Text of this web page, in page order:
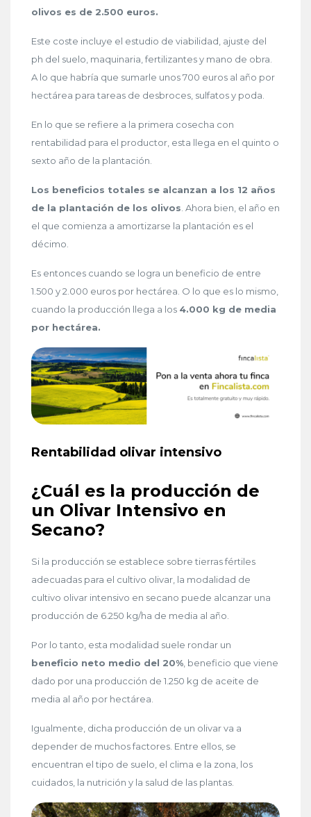
olivos es de 2.500 euros.
Este coste incluye el estudio de viabilidad, ajuste del
ph del suelo, maquinaria, fertilizantes y mano de obra.
A lo que habría que sumarle unos 700 euros al año por
hectárea para tareas de desbroces, sulfatos y poda.
En lo que se refiere a la primera cosecha con
rentabilidad para el productor, esta llega en el quinto o
sexto año de la plantación.
Los beneficios totales se alcanzan a los 12 años
de la plantación de los olivos . Ahora bien, el año en
el que comienza a amortizarse la plantación es el
décimo.
Es entonces cuando se logra un beneficio de entre
1.500 y 2.000 euros por hectárea. O lo que es lo mismo,
cuando la producción llega a los 4.000 kg de media
por hectárea.
Rentabilidad olivar intensivo
¿Cuál es la producción de
un Olivar Intensivo en
Secano?
Si la producción se establece sobre tierras fértiles
adecuadas para el cultivo olivar, la modalidad de
cultivo olivar intensivo en secano puede alcanzar una
producción de 6.250 kg/ha de media al año.
Por lo tanto, esta modalidad suele rondar un
beneficio neto medio del 20%, beneficio que viene
dado por una producción de 1.250 kg de aceite de
media al año por hectárea.
Igualmente, dicha producción de un olivar va a
depender de muchos factores. Entre ellos, se
encuentran el tipo de suelo, el clima e la zona, los
cuidados, la nutrición y la salud de las plantas.